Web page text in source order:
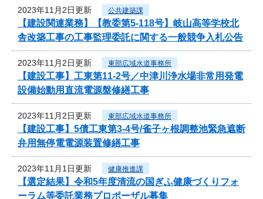
2023年11月2日更新 公共建築課
【建設関連業務】【教委第5-118号】岐山高等学校北
舎改築工事の工事監理委託に関する一般競争入札公告
2023年11月2日更新 東部広域水道事務所
【建設工事】工東第11-2号／中津川浄水場非常用発電
設備始動用直流電源盤修繕工事
2023年11月2日更新 東部広域水道事務所
【建設工事】5債工東第3-4号/雀子ヶ根調整池緊急遮断
弁用無停電電源装置修繕工事
2023年11月1日更新 健康推進課
【選定結果】令和5年度清流の国ぎふ健康づくりフォ
ーラム等委託業務プロポーザル募集